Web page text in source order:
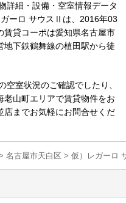
詳細・設備・空室情報データ
ーロ サウスⅡは、2016年03
賃貸コーポは愛知県名古屋市
地下鉄鶴舞線の植田駅から徒
室状況のご確認でしたり、
山町エリアで賃貸物件をお
店までお気軽にお問合せくだ
名古屋市天白区 > 仮）レガーロ